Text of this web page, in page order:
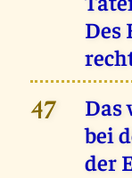
Des
47
Das
bei
der